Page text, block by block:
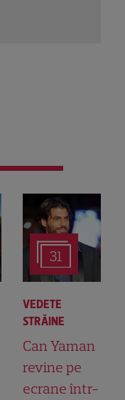
31
VEDETE
STRĂINE
Can Yaman
revine pe
ecrane într-